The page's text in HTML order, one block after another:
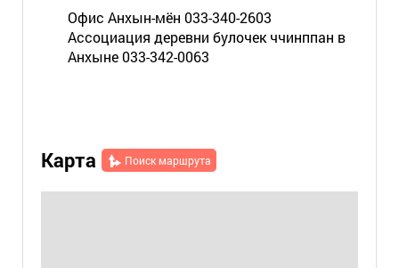
Офис Анхын-мён 033-340-2603
Ассоциация деревни булочек ччинппан в
Анхыне 033-342-0063
Карта Поиск маршрута